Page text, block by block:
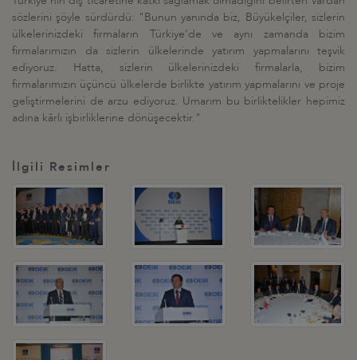
sözlerini şöyle sürdürdü: "Bunun yanında biz, Büyükelçiler, sizlerin
ülkelerinizdeki firmaların Türkiye'de ve aynı zamanda bizim
firmalarımızın da sizlerin ülkelerinde yatırım yapmalarını teşvik
ediyoruz. Hatta, sizlerin ülkelerinizdeki firmalarla, bizim
firmalarımızın üçüncü ülkelerde birlikte yatırım yapmalarını ve proje
geliştirmelerini de arzu ediyoruz. Umarım bu birliktelikler hepimiz
adına kârlı işbirliklerine dönüşecektir."
İlgili Resimler